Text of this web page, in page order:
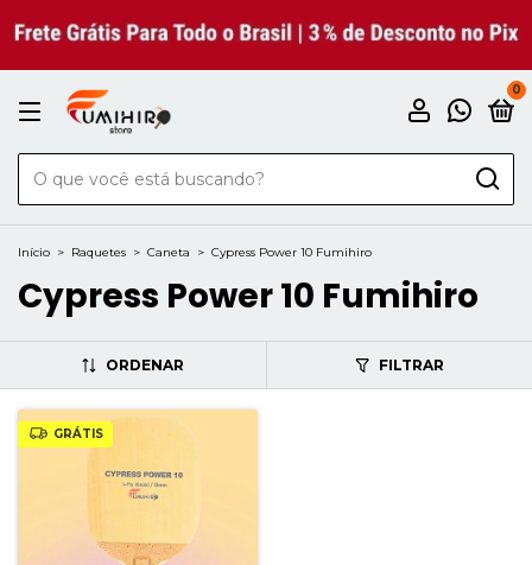
0
Início > Raquetes > Caneta > Cypress Power 10 Fumihiro
Cypress Power 10 Fumihiro
ORDENAR FILTRAR
GRÁTIS